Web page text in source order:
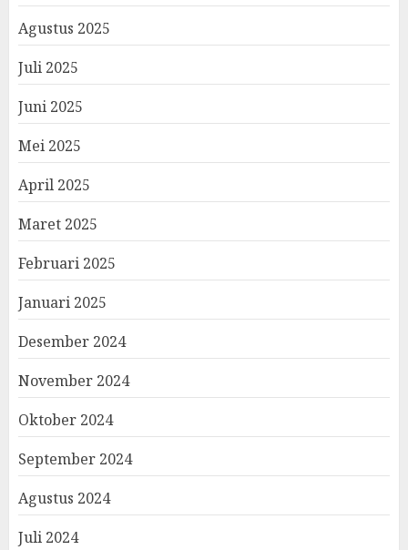
Agustus 2025
Juli 2025
Juni 2025
Mei 2025
April 2025
Maret 2025
Februari 2025
Januari 2025
Desember 2024
November 2024
Oktober 2024
September 2024
Agustus 2024
Juli 2024